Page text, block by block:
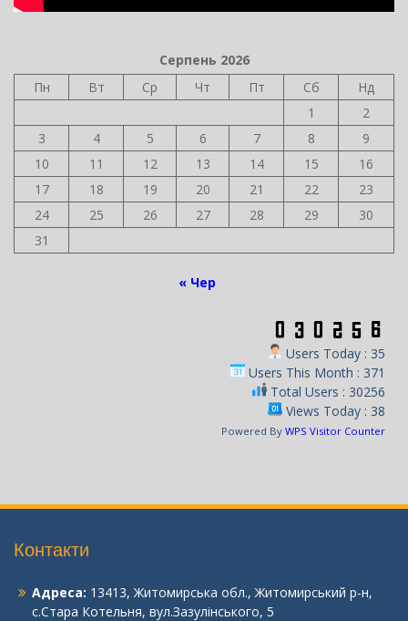
Серпень 2026
Пн
Вт Ср Чт Пт Сб
Нд
1
2
3
4 5 6 7 8
9
10
11 12 13 14 15
16
17
18 19 20 21 22
23
24
25 26 27 28 29
30
31
« Чер
Users Today : 35
Users This Month : 371
Total Users : 30256
Views Today : 38
Powered By WPS Visitor Counter
Контакти
Адреса: 13413, Житомирська обл., Житомирський р-н,
с.Стара Котельня, вул.Зазулінського, 5